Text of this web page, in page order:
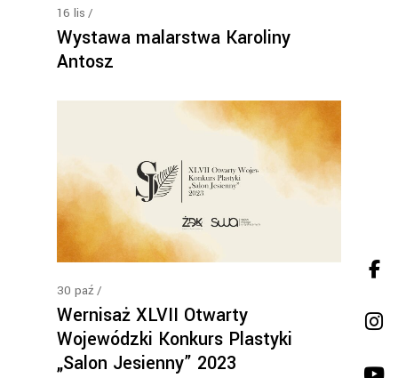
16 lis
Wystawa malarstwa Karoliny
Antosz
30 paź
Wernisaż XLVII Otwarty
Wojewódzki Konkurs Plastyki
„Salon Jesienny” 2023